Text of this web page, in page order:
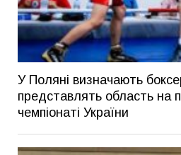
У Поляні визначають
представлять область на
чемпіонаті України